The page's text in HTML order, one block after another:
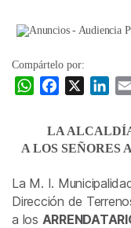
Compártelo por:
W
t
A
p
p
e
o
o
k
k
d
I
n
LA
A LOS SEÑORES
La M. I.
Dirección de
a los